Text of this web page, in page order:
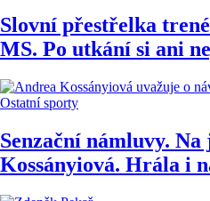
Slovní přestřelka
MS. Po utkání si ani
Ostatní sporty
Senzační námluvy.
Kossányiová. Hrála i